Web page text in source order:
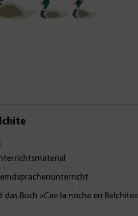
das Buch »Cae la noche en Belchite«